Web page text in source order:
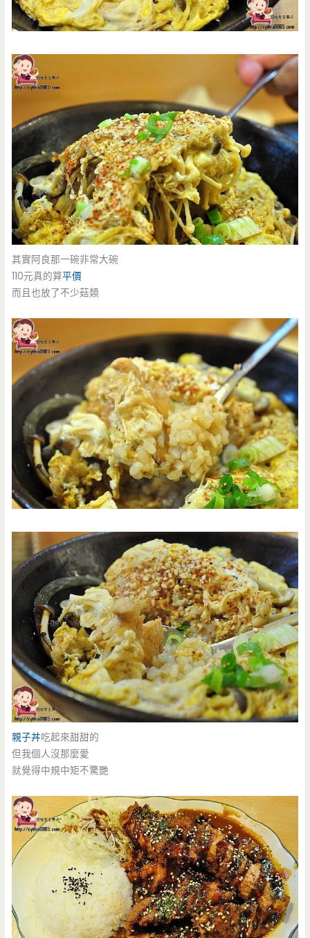
其實阿良那一碗非常大碗
110元真的算平價
而且也放了不少菇類
親子丼吃起來甜甜的
但我個人沒那麼愛
就覺得中規中矩不驚艷